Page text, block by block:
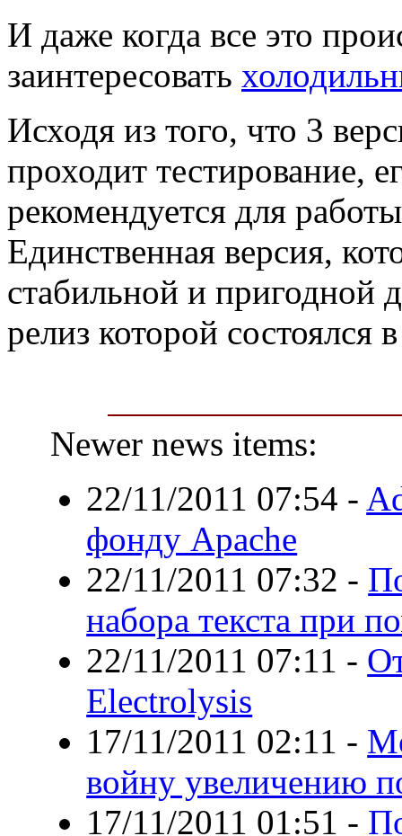
И даже когда все это
заинтересовать
Исходя из того, что 3
проходит тестирование,
рекомендуется для
Единственная версия,
стабильной и пригодной
релиз которой состоялся
Newer news items:
22/11/2011 07:54 -
фонду Apache
22/11/2011 07:32 -
набора текста при
22/11/2011 07:11 -
Electrolysis
17/11/2011 02:11 -
войну увеличению
17/11/2011 01:51 -